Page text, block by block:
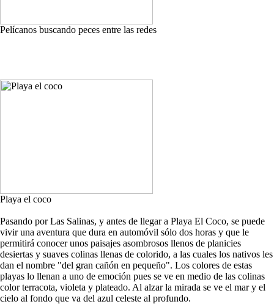
Pelícanos buscando peces entre las redes
Playa el coco
Pasando por Las Salinas, y antes de llegar a Playa El Coco, se puede
vivir una aventura que dura en automóvil sólo dos horas y que le
permitirá conocer unos paisajes asombrosos llenos de planicies
desiertas y suaves colinas llenas de colorido, a las cuales los nativos les
dan el nombre "del gran cañón en pequeño". Los colores de estas
playas lo llenan a uno de emoción pues se ve en medio de las colinas
color terracota, violeta y plateado. Al alzar la mirada se ve el mar y el
cielo al fondo que va del azul celeste al profundo.